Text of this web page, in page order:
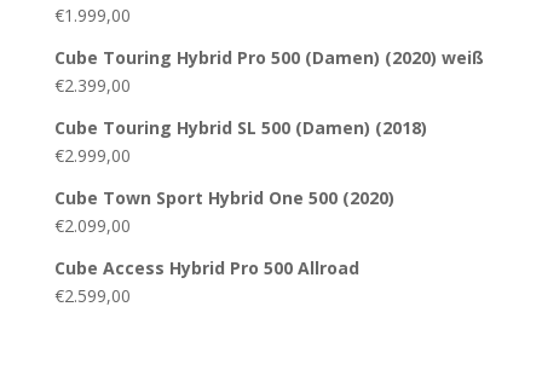
€1.999,00
Cube Touring Hybrid Pro 500 (Damen) (2020) weiß
€2.399,00
Cube Touring Hybrid SL 500 (Damen) (2018)
€2.999,00
Cube Town Sport Hybrid One 500 (2020)
€2.099,00
Cube Access Hybrid Pro 500 Allroad
€2.599,00